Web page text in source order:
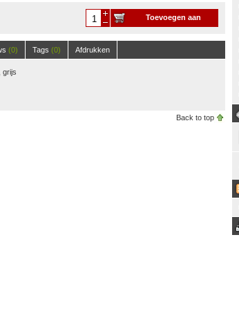
Toevoegen aan
(0) Tags (0) Afdrukken
grijs
Back to top